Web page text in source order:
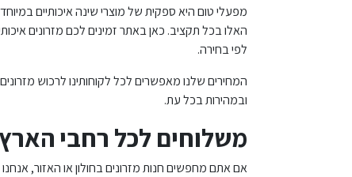
מפעלי טום היא ספקית של מוצרי שינה איכותיים
האלו בכל תקציב. כאן באתר זמינים לכם מזרונים
לפי בחירה.
המחירים שלנו מאפשרים לכל לקוחותינו לרכוש
ובמהירות בכל עת.
משלוחים לכל רחבי הארץ
אם אתם מחפשים חנות מזרונים בחולון או האזור,